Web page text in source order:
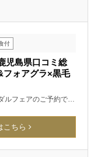
付
児島県口コミ総
フォアグラ×黒毛
ルフェアのご予約で…
こちら